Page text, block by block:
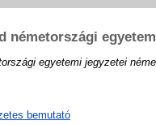
németországi
egyetemi jegyzetei
bemutató